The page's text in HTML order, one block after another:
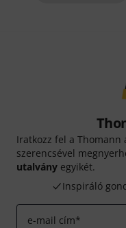
Iratkozz fel a
szerencsével
utalvány egyikét.
Inspiráló
e-mail cím*